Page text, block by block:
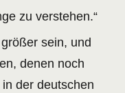
zu verstehen.“
sein, und
denen noch
der deutschen